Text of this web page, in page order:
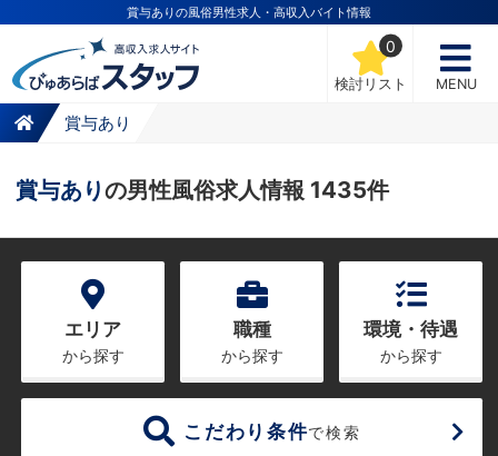
賞与ありの風俗男性求人・高収入バイト情報
検討リスト
0
MENU
賞与あり
賞与ありの男性風俗求人情報 1435件
エリア
から探す
職種
から探す
環境・待遇
から探す
こだわり条件で検索